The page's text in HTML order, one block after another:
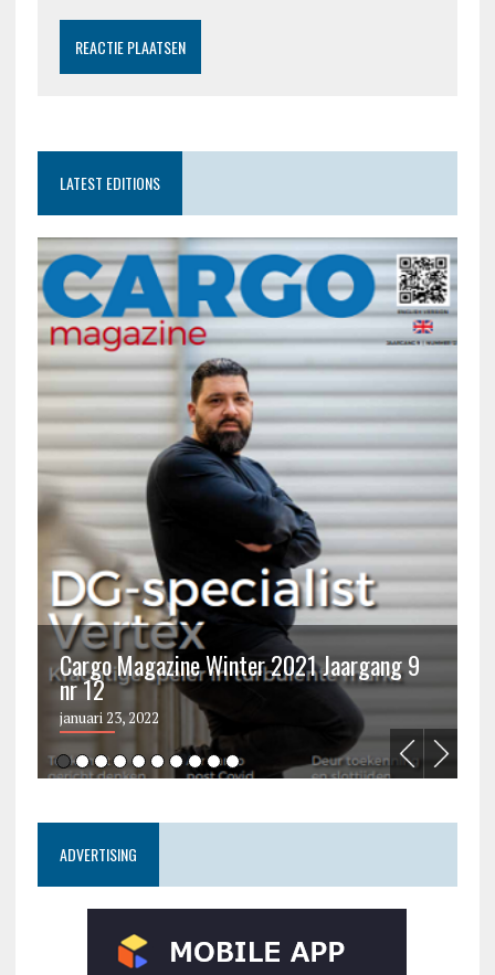
LATEST EDITIONS
Cargo Magazine Winter 2021 Jaargang 9
nr 12
januari 23, 2022
ADVERTISING